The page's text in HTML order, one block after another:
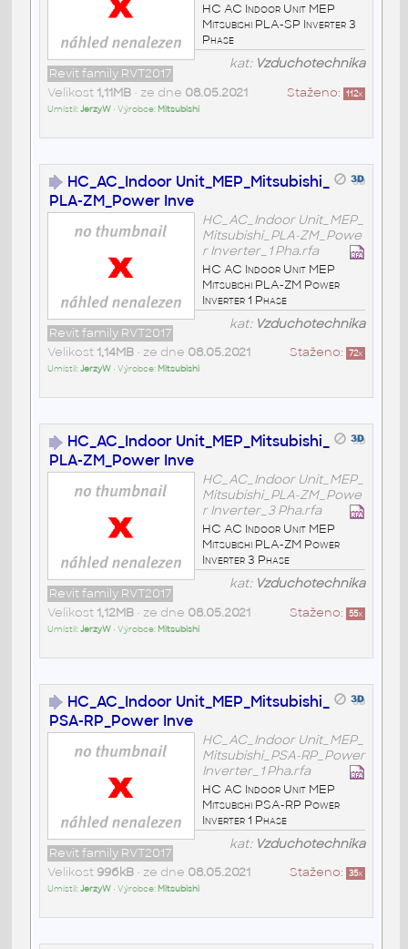
HC AC Indoor Unit MEP
Mitsubishi PLA-SP Inverter 3
Phase
kat: Vzduchotechnika
Revit family RVT2017
Staženo: 112x
Velikost 1,11MB• ze dne 08.05.2021
Umístil:JerzyW• Výrobce: Mitsubishi
HC_AC_Indoor Unit_MEP_Mitsubishi_
PLA-ZM_Power Inve
HC_AC_Indoor Unit_MEP_
Mitsubishi_PLA-ZM_Powe
r Inverter_1 Pha.rfa
HC AC Indoor Unit MEP
Mitsubishi PLA-ZM Power
Inverter 1 Phase
kat: Vzduchotechnika
Revit family RVT2017
Staženo: 72x
Velikost 1,14MB• ze dne 08.05.2021
Umístil:JerzyW• Výrobce: Mitsubishi
HC_AC_Indoor Unit_MEP_Mitsubishi_
PLA-ZM_Power Inve
HC_AC_Indoor Unit_MEP_
Mitsubishi_PLA-ZM_Powe
r Inverter_3 Pha.rfa
HC AC Indoor Unit MEP
Mitsubishi PLA-ZM Power
Inverter 3 Phase
kat: Vzduchotechnika
Revit family RVT2017
Staženo: 55x
Velikost 1,12MB• ze dne 08.05.2021
Umístil:JerzyW• Výrobce: Mitsubishi
HC_AC_Indoor Unit_MEP_Mitsubishi_
PSA-RP_Power Inve
HC_AC_Indoor Unit_MEP_
Mitsubishi_PSA-RP_Power
Inverter_1 Pha.rfa
HC AC Indoor Unit MEP
Mitsubishi PSA-RP Power
Inverter 1 Phase
kat: Vzduchotechnika
Revit family RVT2017
Staženo: 35x
Velikost 996kB• ze dne 08.05.2021
Umístil:JerzyW• Výrobce: Mitsubishi